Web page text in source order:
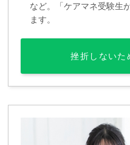
など。「ケアマネ受験生
ます。
挫折しないた